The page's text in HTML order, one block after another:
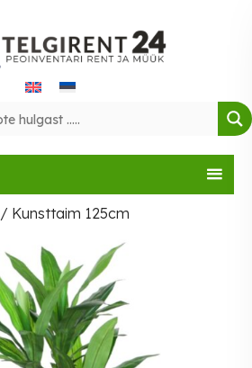
/ Kunsttaim 125cm